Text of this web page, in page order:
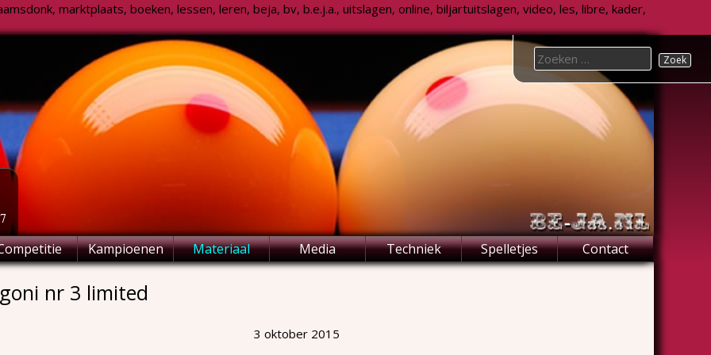
marktplaats, boeken, lessen, leren, beja, bv, b.e.j.a., uitslagen, online, biljartuitslagen, video, les, libre, kader,
Kampioenen Materiaal Media Techniek Spelletjes Contact
Search
for:
nr 3 limited
3 oktober 2015